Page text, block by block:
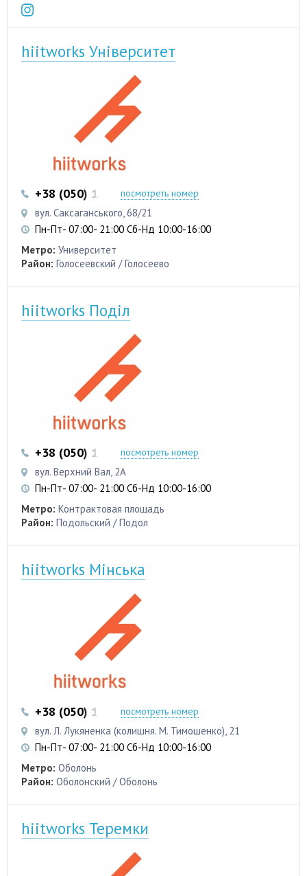
hiitworks Університет
+38 (050) 103 22 22 +38 (050) 103 22 22
посмотреть номер
вул. Саксаганського, 68/21
Пн-Пт- 07:00- 21:00 Сб-Нд 10:00-16:00
Метро: Университет
Район: Голосеевский / Голосеево
hiitworks Поділ
+38 (050) 103 22 22 +38 (050) 103 22 22
посмотреть номер
вул. Верхний Вал, 2А
Пн-Пт- 07:00- 21:00 Сб-Нд 10:00-16:00
Метро: Контрактовая площадь
Район: Подольский / Подол
hiitworks Мінська
+38 (050) 103 22 22 +38 (050) 103 22 22
посмотреть номер
вул. Л. Лукяненка (колишня. М. Тимошенко), 21
Пн-Пт- 07:00- 21:00 Сб-Нд 10:00-16:00
Метро: Оболонь
Район: Оболонский / Оболонь
hiitworks Теремки